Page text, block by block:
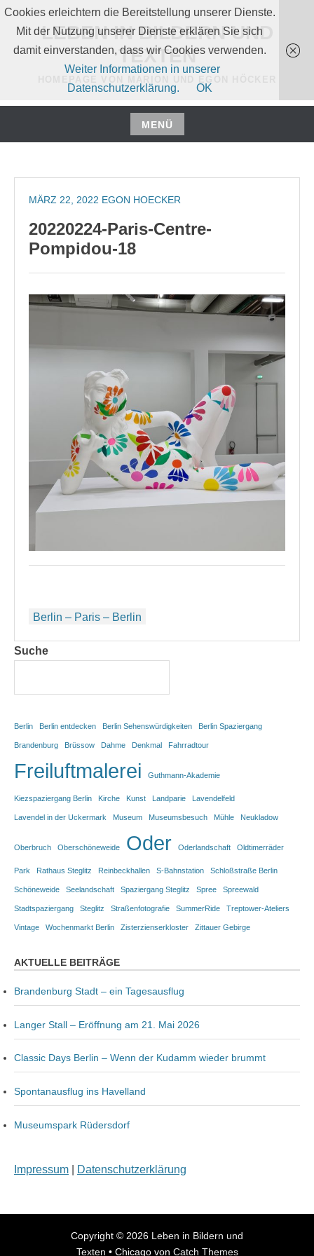
Zum
Inhalt
springen
LEBEN IN BILDERN UND
TEXTEN
MENÜ
Zum
springen
MÄRZ 22, 2022 EGON HOECKER
20220224-Paris-Centre-
Pompidou-18
Beitragsnavigation
Berlin – Paris – Berlin
Suche
Berlin Berlin entdecken Berlin Sehenswürdigkeiten Berlin Spaziergang
Brandenburg Brüssow Dahme Denkmal Fahrradtour
Freiluftmalerei Guthmann-Akademie
Kiezspaziergang Berlin Kirche Kunst Landparie Lavendelfeld
Lavendel in der Uckermark Museum Museumsbesuch Mühle Neukladow
Oberbruch Oberschöneweide Oder Oderlandschaft Oldtimerräder
Park Rathaus Steglitz Reinbeckhallen S-Bahnstation Schloßstraße Berlin
Schöneweide Seelandschaft Spaziergang Steglitz Spree Spreewald
Stadtspaziergang Steglitz Straßenfotografie SummerRide Treptower-Ateliers
Vintage Wochenmarkt Berlin Zisterzienserkloster Zittauer Gebirge
AKTUELLE BEITRÄGE
Brandenburg Stadt – ein Tagesausflug
Langer Stall – Eröffnung am 21. Mai 2026
Classic Days Berlin – Wenn der Kudamm wieder brummt
Spontanausflug ins Havelland
Museumspark Rüdersdorf
Impressum Datenschutzerklärung
Copyright © 2026 Leben in Bildern und
Texten • Chicago von Catch Themes
Cookies erleichtern die Bereitstellung unserer Dienste.
Mit der Nutzung unserer Dienste erklären Sie sich
damit einverstanden, dass wir Cookies verwenden.
Weiter Informationen in unserer
Datenschutzerklärung.
OK